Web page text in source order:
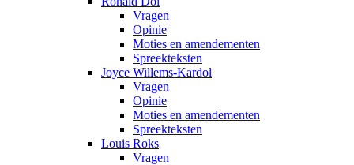
Vragen
Opinie
Moties en amendementen
Spreekteksten
Joyce Willems-Kardol
Vragen
Opinie
Moties en amendementen
Spreekteksten
Louis Roks
Vragen